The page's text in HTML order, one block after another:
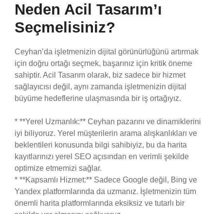
Neden Acil Tasarım’ı
Seçmelisiniz?
Ceyhan’da işletmenizin dijital görünürlüğünü artırmak
için doğru ortağı seçmek, başarınız için kritik öneme
sahiptir. Acil Tasarım olarak, biz sadece bir hizmet
sağlayıcısı değil, aynı zamanda işletmenizin dijital
büyüme hedeflerine ulaşmasında bir iş ortağıyız.
* **Yerel Uzmanlık:** Ceyhan pazarını ve dinamiklerini
iyi biliyoruz. Yerel müşterilerin arama alışkanlıkları ve
beklentileri konusunda bilgi sahibiyiz, bu da harita
kayıtlarınızı yerel SEO açısından en verimli şekilde
optimize etmemizi sağlar.
* **Kapsamlı Hizmet:** Sadece Google değil, Bing ve
Yandex platformlarında da uzmanız. İşletmenizin tüm
önemli harita platformlarında eksiksiz ve tutarlı bir